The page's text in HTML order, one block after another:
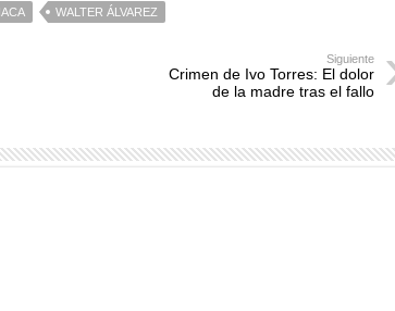
WALTER ÁLVAREZ
Siguiente
Crimen de Ivo Torres: El dolor
de la madre tras el fallo